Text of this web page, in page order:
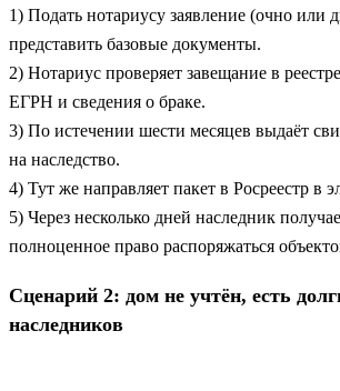
1) Подать нотариусу заявление (очно или
представить базовые документы.
2) Нотариус проверяет завещание в
ЕГРН и сведения о браке.
3) По истечении шести месяцев выдаёт
на наследство.
4) Тут же направляет пакет в Росреестр в
5) Через несколько дней наследник
полноценное право распоряжаться
Сценарий 2: дом не учтён, есть
наследников